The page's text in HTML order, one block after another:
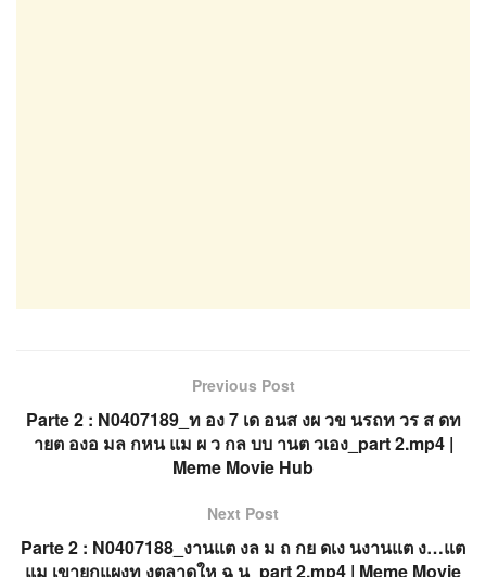
Previous Post
Parte 2 : N0407189_ท อง 7 เด อนส งผ วข นรถท วร ส ดท
ายต องอ มล กหน แม ผ ว กล บบ านต วเอง_part 2.mp4 |
Meme Movie Hub
Next Post
Parte 2 : N0407188_งานแต งล ม ถ กย ดเง นงานแต ง…แต
แม เขายกแผงท งตลาดให ฉ น_part 2.mp4 | Meme Movie